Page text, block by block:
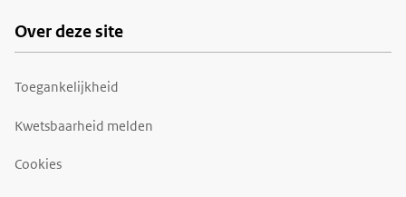
Over deze site
Toegankelijkheid
Kwetsbaarheid melden
Cookies